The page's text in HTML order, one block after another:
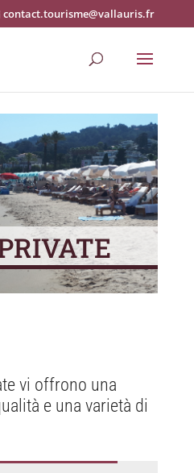
contact.tourisme@vallauris.fr
vi offrono una
e una varietà di